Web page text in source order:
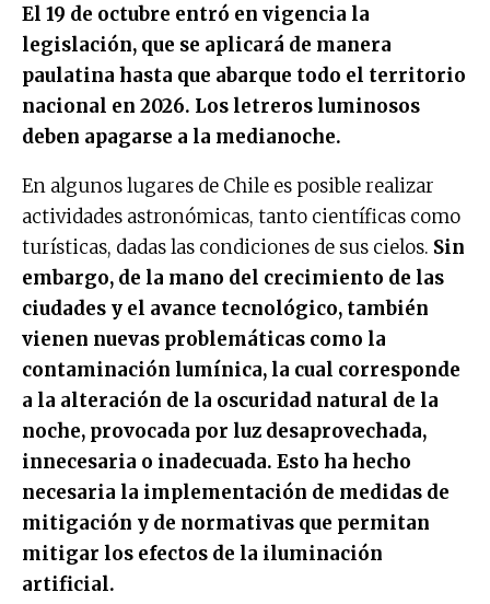
El 19 de octubre entró en vigencia la
legislación, que se aplicará de manera
paulatina hasta que abarque todo el territorio
nacional en 2026. Los letreros luminosos
deben apagarse a la medianoche.
En algunos lugares de Chile es posible realizar
actividades astronómicas, tanto científicas como
turísticas, dadas las condiciones de sus cielos. Sin
embargo, de la mano del crecimiento de las
ciudades y el avance tecnológico, también
vienen nuevas problemáticas como la
contaminación lumínica, la cual corresponde
a la alteración de la oscuridad natural de la
noche, provocada por luz desaprovechada,
innecesaria o inadecuada. Esto ha hecho
necesaria la implementación de medidas de
mitigación y de normativas que permitan
mitigar los efectos de la iluminación
artificial.